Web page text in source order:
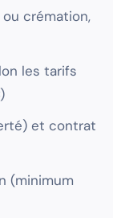
crémation,
les tarifs
et contrat
(minimum